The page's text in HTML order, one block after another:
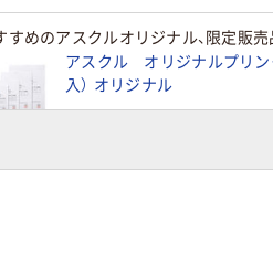
すめのアスクルオリジナル、限定販
アスクル オリジナルプリン
入） オリジナル